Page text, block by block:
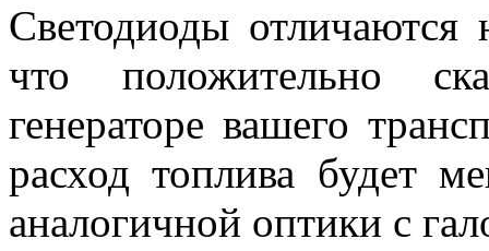
Светодиоды отличаются
что положительно
генераторе вашего
расход топлива будет
аналогичной оптики с